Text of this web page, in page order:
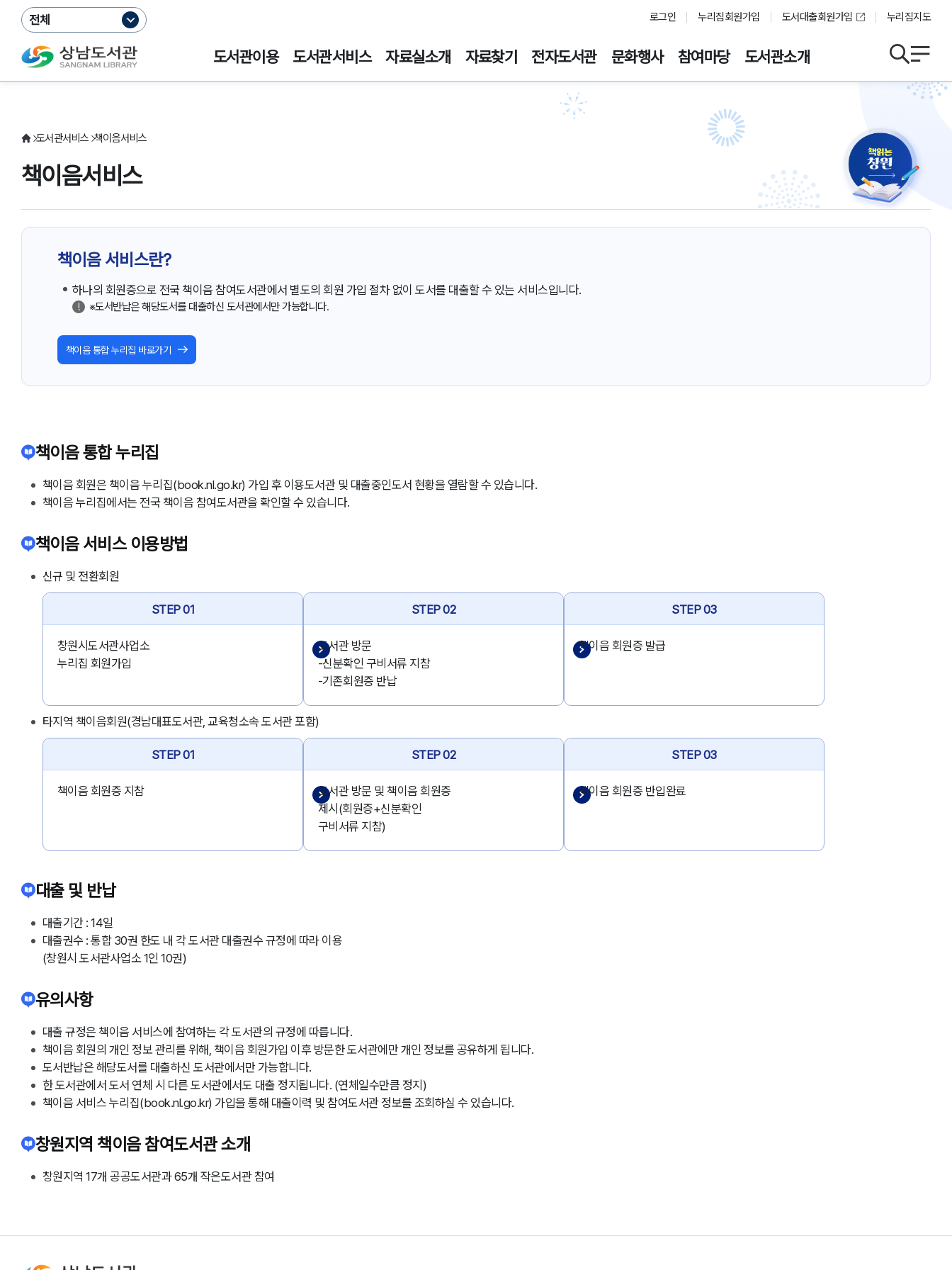
로그인 누리집회원가입 도서대출회원가입 누리집지도
전체
도서관이용 도서관서비스 자료실소개 자료찾기 전자도서관 문화행사 참여마당 도서관소개
도서관서비스 책이음서비스
책이음서비스
책이음 서비스란?
하나의 회원증으로 전국 책이음 참여도서관에서 별도의 회원 가입 절차 없이 도서를 대출할 수 있는 서비스입니다.
※도서반납은 해당도서를 대출하신 도서관에서만 가능합니다.
책이음 통합 누리집 바로가기
책이음 통합 누리집
책이음 회원은 책이음 누리집(book.nl.go.kr) 가입 후 이용도서관 및 대출중인도서 현황을 열람할 수 있습니다.
책이음 누리집에서는 전국 책이음 참여도서관을 확인할 수 있습니다.
책이음 서비스 이용방법
신규 및 전환회원
STEP 01
창원시도서관사업소
누리집 회원가입
STEP 02
도서관 방문
-신분확인 구비서류 지참
-기존회원증 반납
STEP 03
책이음 회원증 발급
타지역 책이음회원(경남대표도서관, 교육청소속 도서관 포함)
STEP 01
책이음 회원증 지참
STEP 02
도서관 방문 및 책이음 회원증
제시(회원증+신분확인
구비서류 지참)
STEP 03
책이음 회원증 반입완료
대출 및 반납
대출기간 : 14일
대출권수 : 통합 30권 한도 내 각 도서관 대출권수 규정에 따라 이용
(창원시 도서관사업소 1인 10권)
유의사항
대출 규정은 책이음 서비스에 참여하는 각 도서관의 규정에 따릅니다.
책이음 회원의 개인 정보 관리를 위해, 책이음 회원가입 이후 방문한 도서관에만 개인 정보를 공유하게 됩니다.
도서반납은 해당도서를 대출하신 도서관에서만 가능합니다.
한 도서관에서 도서 연체 시 다른 도서관에서도 대출 정지됩니다. (연체일수만큼 정지)
책이음 서비스 누리집(book.nl.go.kr) 가입을 통해 대출이력 및 참여도서관 정보를 조회하실 수 있습니다.
창원지역 책이음 참여도서관 소개
창원지역 17개 공공도서관과 65개 작은도서관 참여